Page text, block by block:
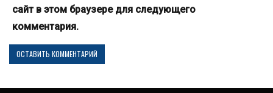
сайт в этом браузере для следующего
комментария.